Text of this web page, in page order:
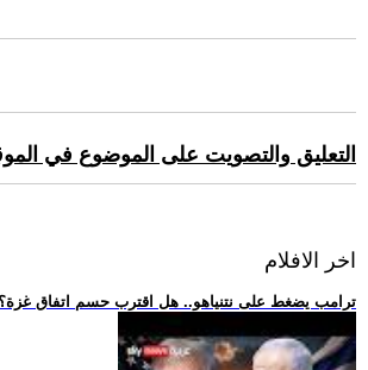
التعليق والتصويت على الموضوع في
اخر الافلام
.. ترامب يضغط على نتنياهو.. هل اقترب حسم اتفاق غزة؟